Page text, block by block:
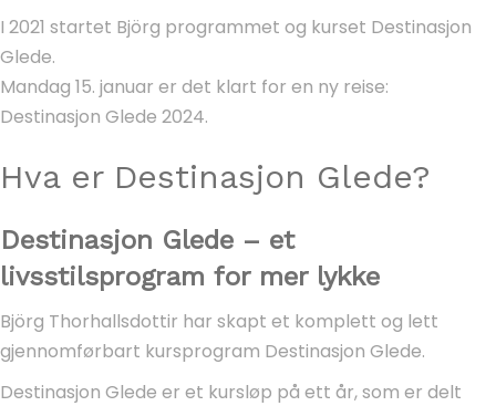
I 2021 startet Björg programmet og kurset Destinasjon
Glede.
Mandag 15. januar er det klart for en ny reise:
Destinasjon Glede 2024.
Hva er Destinasjon Glede?
Destinasjon Glede – et
livsstilsprogram for mer lykke
Björg Thorhallsdottir har skapt et komplett og lett
gjennomførbart kursprogram Destinasjon Glede.
Destinasjon Glede er et kursløp på ett år, som er delt